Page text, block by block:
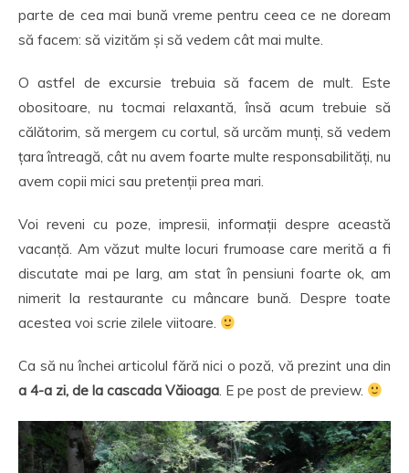
parte de cea mai bună vreme pentru ceea ce ne doream
să facem: să vizităm și să vedem cât mai multe.
O astfel de excursie trebuia să facem de mult. Este
obositoare, nu tocmai relaxantă, însă acum trebuie să
călătorim, să mergem cu cortul, să urcăm munți, să vedem
țara întreagă, cât nu avem foarte multe responsabilități, nu
avem copii mici sau pretenții prea mari.
Voi reveni cu poze, impresii, informații despre această
vacanță. Am văzut multe locuri frumoase care merită a fi
discutate mai pe larg, am stat în pensiuni foarte ok, am
nimerit la restaurante cu mâncare bună. Despre toate
acestea voi scrie zilele viitoare.
Ca să nu închei articolul fără nici o poză, vă prezint una din
a 4-a zi, de la cascada Văioaga. E pe post de preview.